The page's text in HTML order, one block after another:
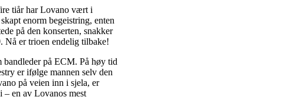
tiår har Lovano vært i
enorm begeistring, enten
på den konserten, snakker
Nå er trioen endelig tilbake!
på ECM. På høy tid
er ifølge mannen selv den
på veien inn i sjela, er
en av Lovanos mest